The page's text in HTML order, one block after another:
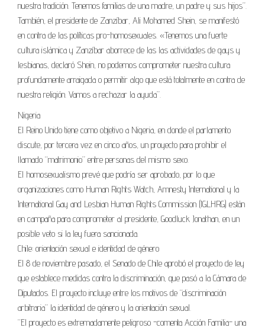
nuestra tradición. Tenemos familias de una madre, un padre y sus hijos”.
También, el presidente de Zanzíbar, Ali Mohamed Shein, se manifestó
en contra de las políticas pro-homosexuales. «Tenemos una fuerte
cultura islámica y Zanzíbar aborrece de las las actividades de gays y
lesbianas, declaró Shein, no podemos comprometer nuestra cultura
profundamente arraigada o permitir algo que está totalmente en contra de
nuestra religión. Vamos a rechazar la ayuda”.
Nigeria
El Reino Unido tiene como objetivo a Nigeria, en donde el parlamento
discute, por tercera vez en cinco años, un proyecto para prohibir el
llamado “matrimonio” entre personas del mismo sexo.
El homosexualismo prevé que podría ser aprobado, por lo que
organizaciones como Human Rights Watch, Amnesty International y la
International Gay and Lesbian Human Rights Commission (IGLHRG) están
en campaña para comprometer al presidente, Goodluck Jonathan, en un
posible veto si la ley fuera sancionada.
Chile: orientación sexual e identidad de género
El 8 de noviembre pasado, el Senado de Chile aprobó el proyecto de ley
que establece medidas contra la discriminación, que pasó a la Cámara de
Diputados. El proyecto incluye entre los motivos de “discriminación
arbitraria” la identidad de género y la orientación sexual.
“El proyecto es extremadamente peligroso -comenta Acción Familia- una